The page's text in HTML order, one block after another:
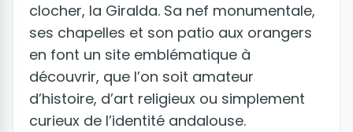
clocher, la Giralda. Sa nef monumentale,
ses chapelles et son patio aux orangers
en font un site emblématique à
découvrir, que l’on soit amateur
d’histoire, d’art religieux ou simplement
curieux de l’identité andalouse.